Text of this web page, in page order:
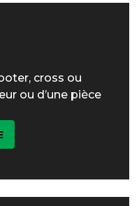
cross ou
ou d’une pièce